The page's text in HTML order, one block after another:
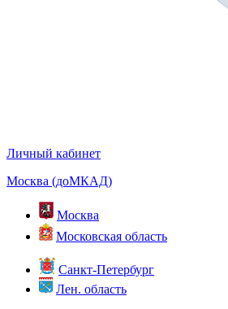
Личный кабинет
Москва (доМКАД)
Москва
Московская область
Санкт-Петербург
Лен. область